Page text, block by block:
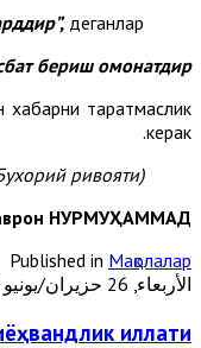
деганлар.
бериш омонатдир”.
тарқатмаслик
керак.
ривояти).
НУРМУҲАММАД
Published in Мақолалар
الأربعاء, 26 حزيران/يونيو 2024 00:00
иллати